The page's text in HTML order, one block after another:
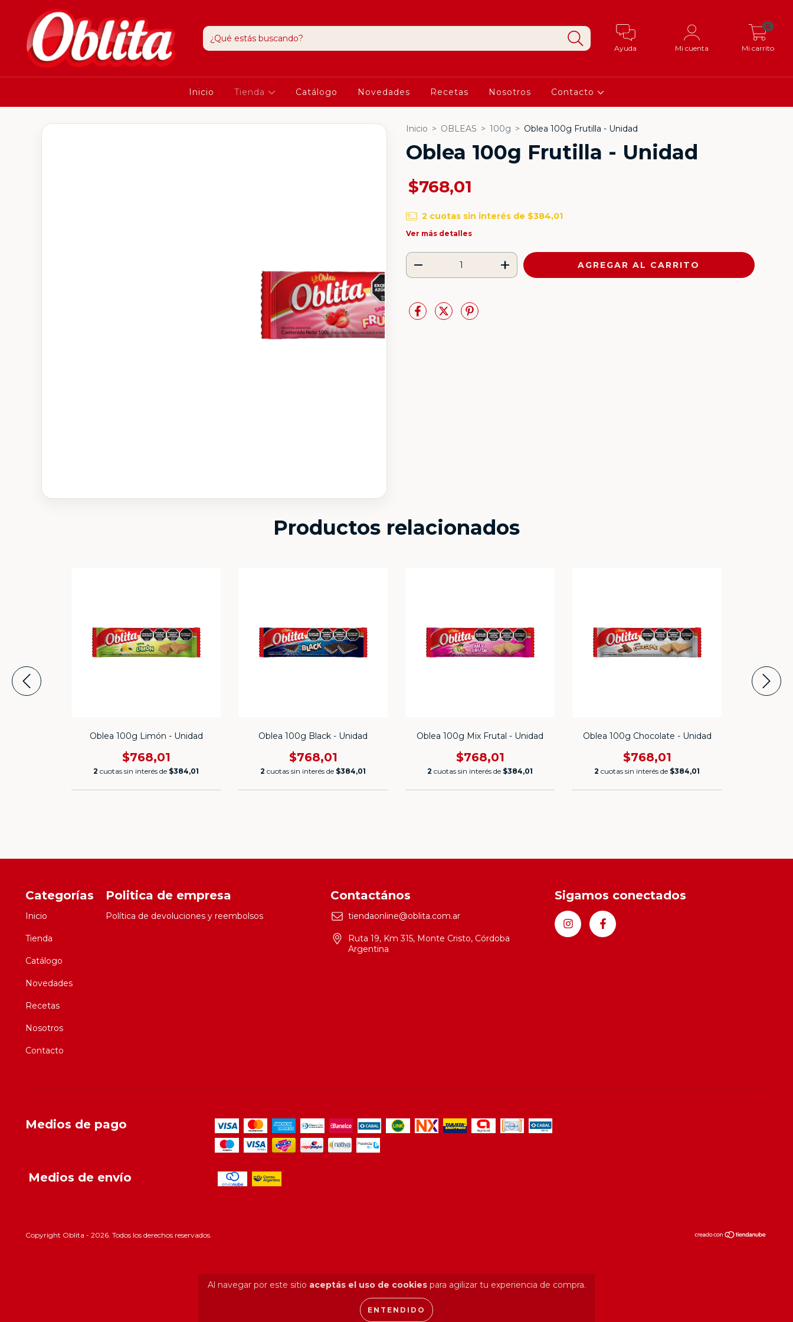
Ayuda Mi cuenta Mi carrito
0
Inicio Tienda Catálogo Novedades Recetas Nosotros Contacto
Al navegar por este sitio aceptás el uso de cookiespara agilizar tu experiencia de compra.
ENTENDIDO
Inicio > OBLEAS > 100g > Oblea 100g Frutilla - Unidad
Oblea 100g Frutilla - Unidad
$768,01
2 cuotas sin interés de $384,01
Ver más detalles
Productos relacionados
Oblea 100g Limón - Unidad
$768,01
2 cuotas sin interés de $384,01
Oblea 100g Black - Unidad
$768,01
2 cuotas sin interés de $384,01
Oblea 100g Mix Frutal - Unidad
$768,01
2 cuotas sin interés de $384,01
Oblea 100g Chocolate - Unidad
$768,01
2 cuotas sin interés de $384,01
Categorías
Inicio
Tienda
Catálogo
Novedades
Recetas
Nosotros
Contacto
Politica de empresa
Política de devoluciones y reembolsos
Contactános
tiendaonline@oblita.com.ar
Ruta 19, Km 315, Monte Cristo, Córdoba
Argentina
Sigamos conectados
Medios de pago
Medios de envío
Copyright Oblita - 2026. Todos los derechos reservados.